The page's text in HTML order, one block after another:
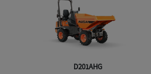
D201AHG